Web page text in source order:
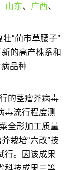
山东、 广西、
“蔺市草腰子”
的高产株系和
品种
的茎瘤芥病毒
毒流行程度测
全形加工质量
栽培“六改”技
行。因该成果
科技成果三等